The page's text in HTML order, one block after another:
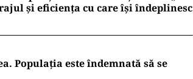
și eficiența cu care își îndeplinesc
Populația este îndemnată să se